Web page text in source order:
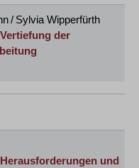
/ Sylvia Wipperfürth
Vertiefung der
Herausforderungen und